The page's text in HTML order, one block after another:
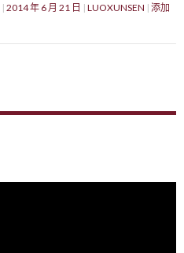
2014 年 6 月 21 日 LUOXUNSEN 添加